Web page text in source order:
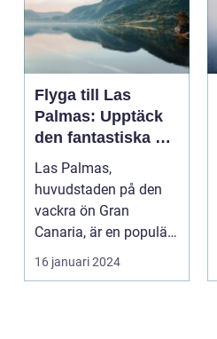
Flyga till Las
Palmas: Upptäck
den fantastiska ön
Gran Canaria
Las Palmas,
huvudstaden på den
vackra ön Gran
Canaria, är en populär
resedestination för
privatperso...
16 januari 2024